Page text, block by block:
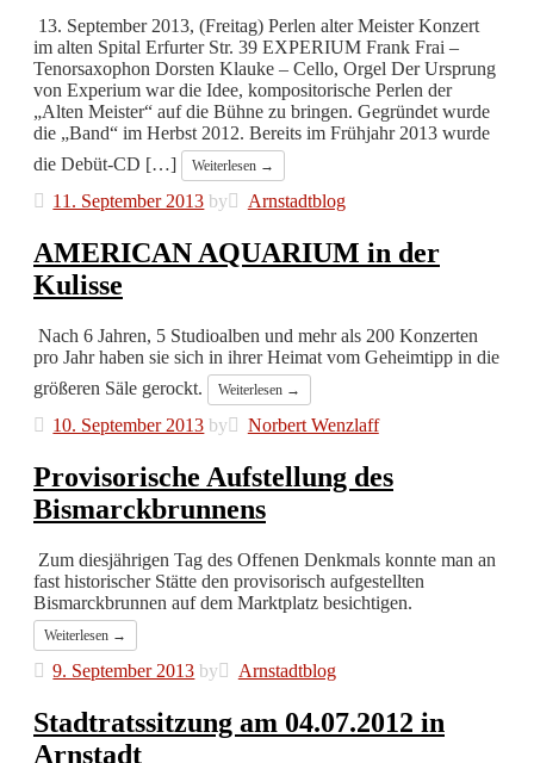
13. September 2013, (Freitag) Perlen alter Meister Konzert
im alten Spital Erfurter Str. 39 EXPERIUM Frank Frai –
Tenorsaxophon Dorsten Klauke – Cello, Orgel Der Ursprung
von Experium war die Idee, kompositorische Perlen der
„Alten Meister“ auf die Bühne zu bringen. Gegründet wurde
die „Band“ im Herbst 2012. Bereits im Frühjahr 2013 wurde
die Debüt-CD […]
Weiterlesen →
11. September 2013 by Arnstadtblog
AMERICAN AQUARIUM in der
Kulisse
Nach 6 Jahren, 5 Studioalben und mehr als 200 Konzerten
pro Jahr haben sie sich in ihrer Heimat vom Geheimtipp in die
größeren Säle gerockt.
Weiterlesen →
10. September 2013 by Norbert Wenzlaff
Provisorische Aufstellung des
Bismarckbrunnens
Zum diesjährigen Tag des Offenen Denkmals konnte man an
fast historischer Stätte den provisorisch aufgestellten
Bismarckbrunnen auf dem Marktplatz besichtigen.
Weiterlesen →
9. September 2013 by Arnstadtblog
Stadtratssitzung am 04.07.2012 in
Arnstadt